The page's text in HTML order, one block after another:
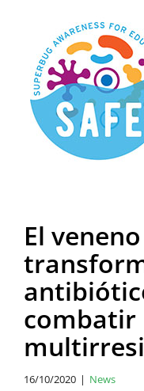
content
El
combatir
16/10/2020 | News